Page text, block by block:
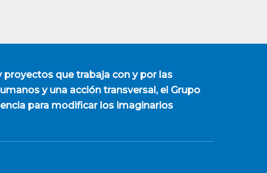
que trabaja con y por las
y una acción transversal, el Grupo
para modificar los imaginarios